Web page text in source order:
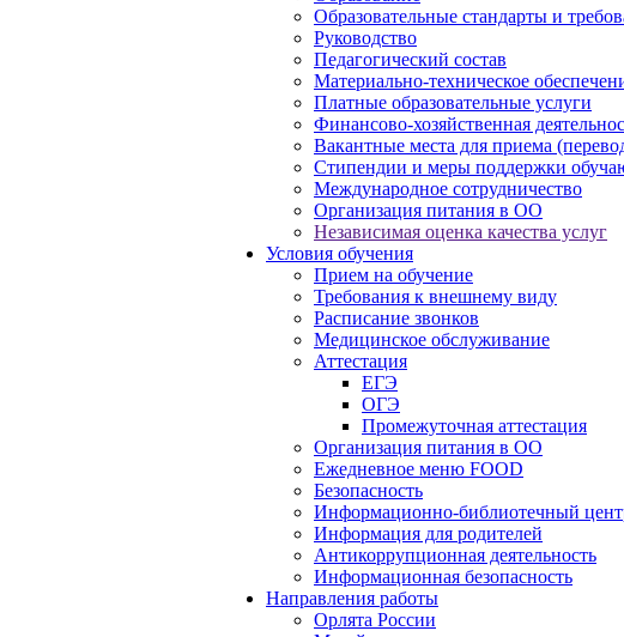
Образовательные стандарты и
Руководство
Педагогический состав
Материально-техническое
Платные образовательные услуги
Финансово-хозяйственная
Вакантные места для приема
Стипендии и меры поддержки
Международное сотрудничество
Организация питания в ОО
Независимая оценка качества услуг
Условия обучения
Прием на обучение
Требования к внешнему виду
Расписание звонков
Медицинское обслуживание
Аттестация
ЕГЭ
ОГЭ
Промежуточная аттестация
Организация питания в ОО
Ежедневное меню FOOD
Безопасность
Информационно-библиотечный
Информация для родителей
Антикоррупционная деятельность
Информационная безопасность
Направления работы
Орлята России